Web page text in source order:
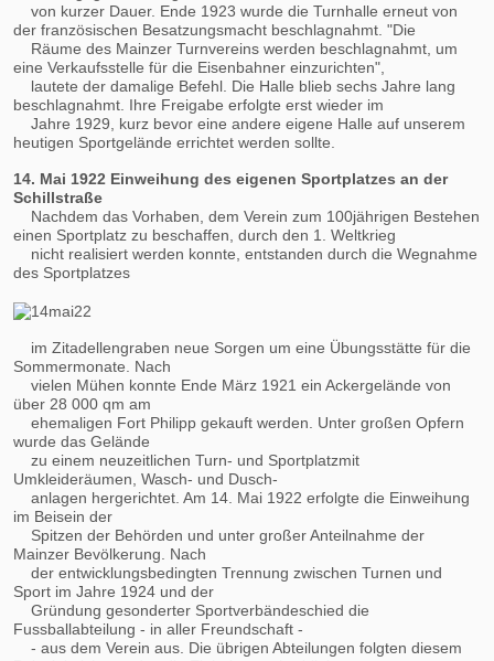
von kurzer Dauer. Ende 1923 wurde die Turnhalle erneut von
der französischen Besatzungsmacht beschlagnahmt. "Die
Räume des Mainzer Turnvereins werden beschlagnahmt, um
eine Verkaufsstelle für die Eisenbahner einzurichten",
lautete der damalige Befehl. Die Halle blieb sechs Jahre lang
beschlagnahmt. Ihre Freigabe erfolgte erst wieder im
Jahre 1929, kurz bevor eine andere eigene Halle auf unserem
heutigen Sportgelände errichtet werden sollte.
14. Mai 1922 Einweihung des eigenen Sportplatzes an der
Schillstraße
Nachdem das Vorhaben, dem Verein zum 100jährigen Bestehen
einen Sportplatz zu beschaffen, durch den 1. Weltkrieg
nicht realisiert werden konnte, entstanden durch die Wegnahme
des Sportplatzes
im Zitadellengraben neue Sorgen um eine Übungsstätte für die
Sommermonate. Nach
vielen Mühen konnte Ende März 1921 ein Ackergelände von
über 28 000 qm am
ehemaligen Fort Philipp gekauft werden. Unter großen Opfern
wurde das Gelände
zu einem neuzeitlichen Turn- und Sportplatzmit
Umkleideräumen, Wasch- und Dusch-
anlagen hergerichtet. Am 14. Mai 1922 erfolgte die Einweihung
im Beisein der
Spitzen der Behörden und unter großer Anteilnahme der
Mainzer Bevölkerung. Nach
der entwicklungsbedingten Trennung zwischen Turnen und
Sport im Jahre 1924 und der
Gründung gesonderter Sportverbändeschied die
Fussballabteilung - in aller Freundschaft -
- aus dem Verein aus. Die übrigen Abteilungen folgten diesem